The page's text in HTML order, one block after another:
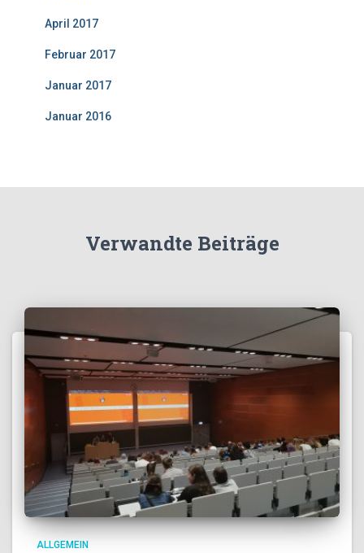
April 2017
Februar 2017
Januar 2017
Januar 2016
Verwandte Beiträge
ALLGEMEIN